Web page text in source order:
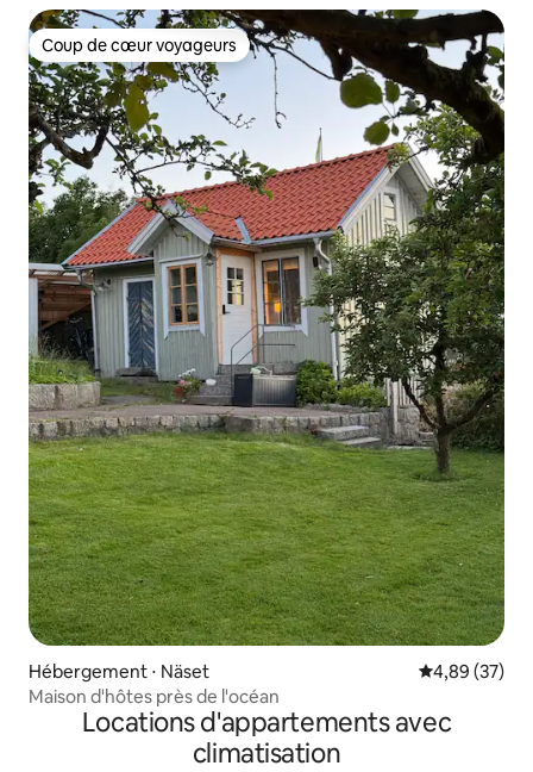
Coup de cœur voyageurs
Coup de cœur voyageurs
Hébergement ⋅ Näset Évaluation
4,89 (37)
Maison d'hôtes près de l'océan
Locations d'appartements avec
climatisation